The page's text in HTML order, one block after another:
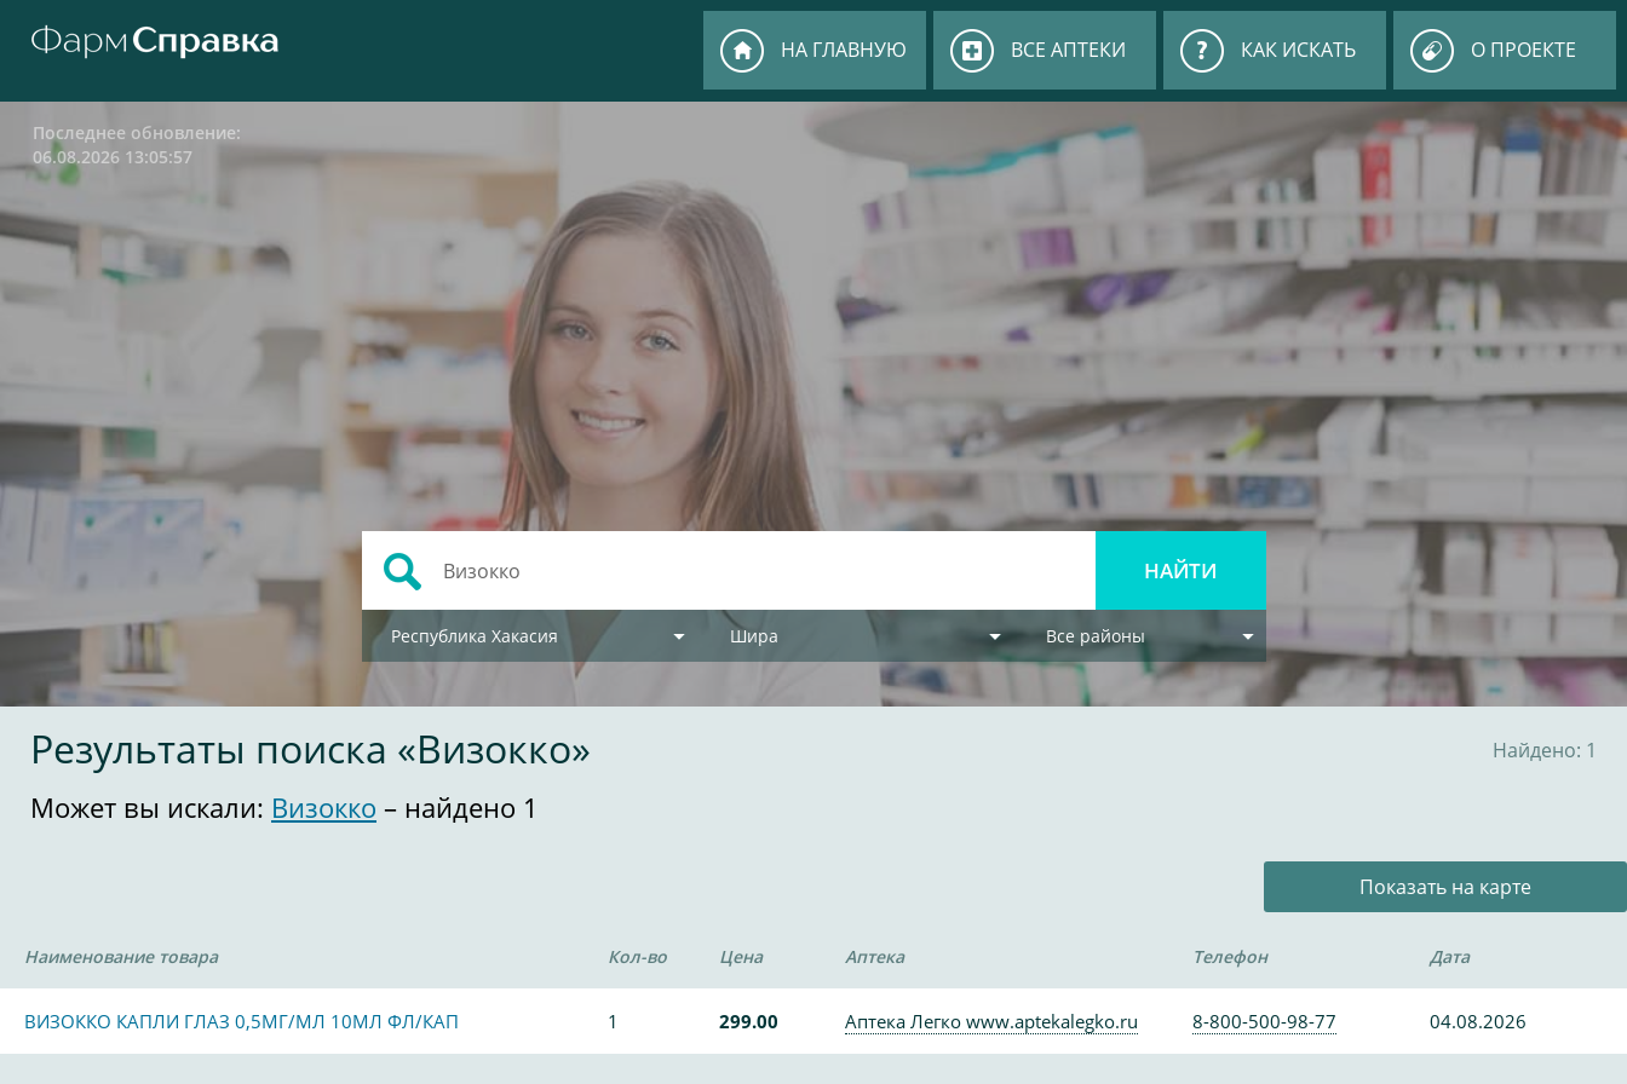
НА ГЛАВНУЮ ВСЕ АПТЕКИ КАК ИСКАТЬ О ПРОЕКТЕ
Последнее обновление:
06.08.2026 13:05:57
Республика Хакасия Шира Все районы
Результаты поиска «Визокко» Найдено: 1
Может вы искали: Визокко – найдено 1
Показать на карте
Наименование товара Кол-во Цена Аптека Телефон Дата
ВИЗОККО КАПЛИ ГЛАЗ 0,5МГ/МЛ 10МЛ ФЛ/КАП 1 299.00 Аптека Легко www.aptekalegko.ru 8-800-500-98-77 04.08.2026